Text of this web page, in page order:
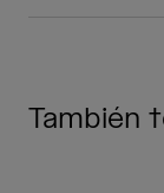
También